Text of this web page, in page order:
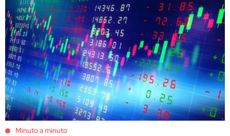
Minuto a minuto